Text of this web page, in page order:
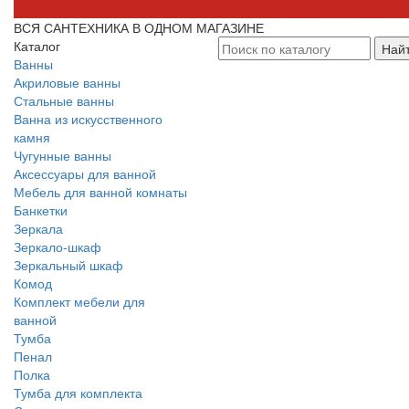
ВСЯ САНТЕХНИКА В ОДНОМ МАГАЗИНЕ
Каталог
Ванны
Акриловые ванны
Стальные ванны
Ванна из искусственного
камня
Чугунные ванны
Аксессуары для ванной
Мебель для ванной комнаты
Банкетки
Зеркала
Зеркало-шкаф
Зеркальный шкаф
Комод
Комплект мебели для
ванной
Тумба
Пенал
Полка
Тумба для комплекта